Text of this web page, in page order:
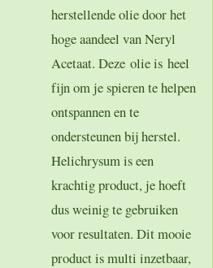
herstellende olie door het
hoge aandeel van Neryl
Acetaat. Deze olie is heel
fijn om je spieren te helpen
ontspannen en te
ondersteunen bij herstel.
Helichrysum is een
krachtig product, je hoeft
dus weinig te gebruiken
voor resultaten. Dit mooie
product is multi inzetbaar,